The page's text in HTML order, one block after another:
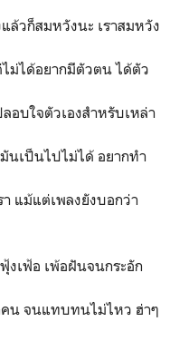
ล้วก็สมหวังนะ เราสมหวัง
ม่ได้อยากมีตัวตน ได้ตัว
อบใจตัวเองสำหรับเหล่า
นเป็นไปไม่ได้ อยากทำ
า แม้แต่เพลงยังบอกว่า
งเฟ้อ เพ้อฝันจนกระอัก
น จนแทบทนไม่ไหว ฮ่าๆ